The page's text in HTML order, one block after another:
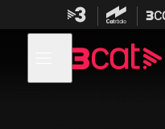
contingut
menú
de